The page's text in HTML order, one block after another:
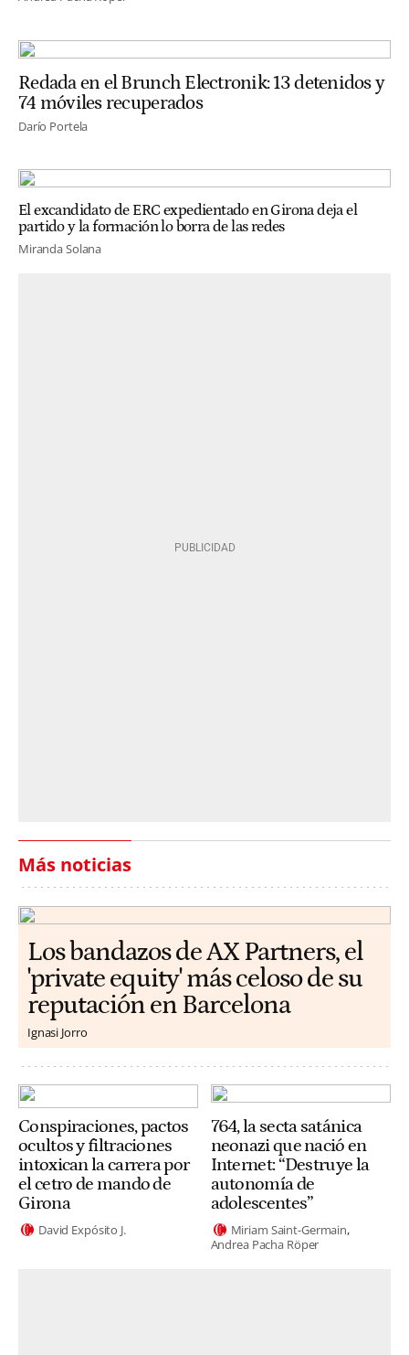
Redada en el Brunch Electronik: 13 detenidos y
74 móviles recuperados
Darío Portela
El excandidato de ERC expedientado en Girona deja el
partido y la formación lo borra de las redes
Miranda Solana
Más noticias
Los bandazos de AX Partners, el
'private equity' más celoso de su
reputación en Barcelona
Ignasi Jorro
Conspiraciones, pactos
ocultos y filtraciones
intoxican la carrera por
el cetro de mando de
Girona
David Expósito J.
764, la secta satánica
neonazi que nació en
Internet: “Destruye la
autonomía de
adolescentes”
Miriam Saint-Germain
Andrea Pacha Röper